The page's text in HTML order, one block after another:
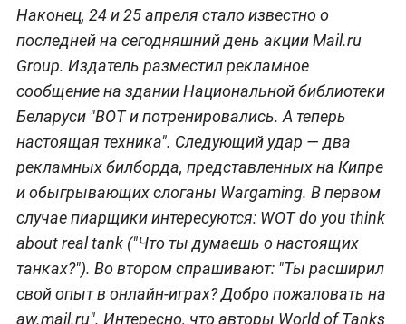
Наконец, 24 и 25 апреля стало известно о
последней на сегодняшний день акции Mail.ru
Group. Издатель разместил рекламное
сообщение на здании Национальной библиотеки
Беларуси "ВОТ и потренировались. А теперь
настоящая техника". Следующий удар — два
рекламных билборда, представленных на Кипре
и обыгрывающих слоганы Wargaming. В первом
случае пиарщики интересуются: WOT do you think
about real tank ("Что ты думаешь о настоящих
танках?"). Во втором спрашивают: "Ты расширил
свой опыт в онлайн-играх? Добро пожаловать на
aw.mail.ru". Интересно, что авторы World of Tanks